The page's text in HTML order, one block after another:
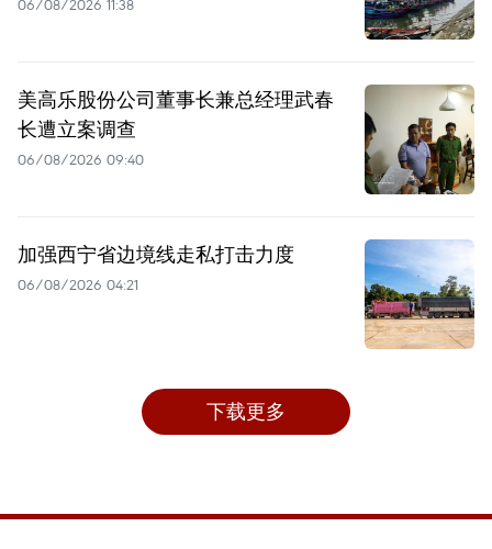
06/08/2026 11:38
美高乐股份公司董事长兼总经理武春
长遭立案调查
06/08/2026 09:40
加强西宁省边境线走私打击力度
06/08/2026 04:21
下载更多